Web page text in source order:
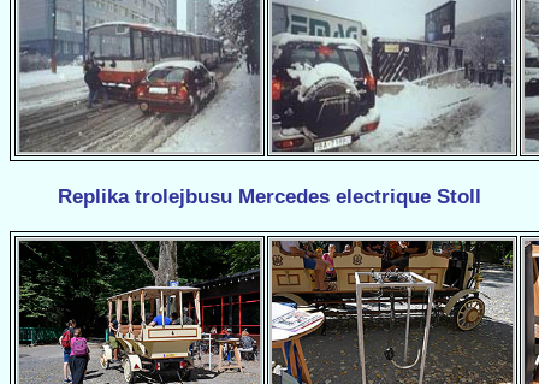
Replika trolejbusu Mercedes electrique Stoll